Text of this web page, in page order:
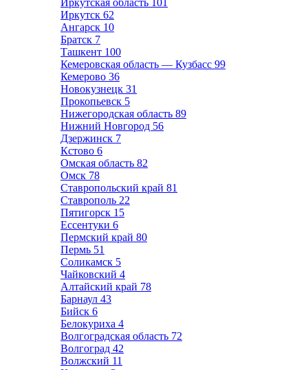
Иркутская область 101
Иркутск 62
Ангарск 10
Братск 7
Ташкент 100
Кемеровская область — Кузбасс 99
Кемерово 36
Новокузнецк 31
Прокопьевск 5
Нижегородская область 89
Нижний Новгород 56
Дзержинск 7
Кстово 6
Омская область 82
Омск 78
Ставропольский край 81
Ставрополь 22
Пятигорск 15
Ессентуки 6
Пермский край 80
Пермь 51
Соликамск 5
Чайковский 4
Алтайский край 78
Барнаул 43
Бийск 6
Белокуриха 4
Волгоградская область 72
Волгоград 42
Волжский 11